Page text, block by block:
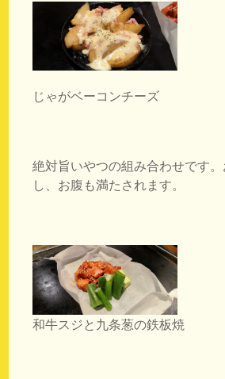
じゃがベーコンチーズ
絶対旨いやつの組み合わせです。
し、お腹も満たされます。
和牛スジと九条葱の鉄板焼